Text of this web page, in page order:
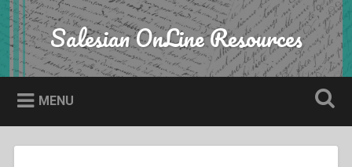
Skip
to
content
Search Salesian OnLine Resources
MENU